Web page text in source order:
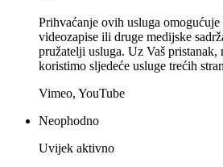
Prihvaćanje ovih usluga
videozapise ili druge medijske
pružatelji usluga. Uz Vaš pristanak,
koristimo sljedeće usluge trećih
Vimeo, YouTube
Neophodno
Uvijek aktivno